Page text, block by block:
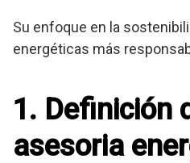
Su enfoque en la
energéticas más
1. Definición
asesoria